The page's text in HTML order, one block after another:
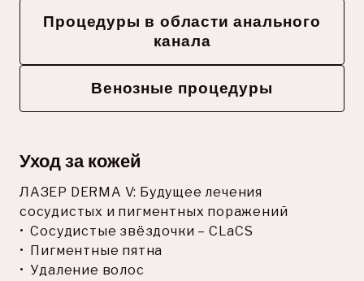
Процедуры в области анального
канала
Венозные процедуры
Уход за кожей
ЛАЗЕР DERMA V: Будущее лечения
сосудистых и пигментных поражений
•  Сосудистые звёздочки – CLaCS
•  Пигментные пятна
•  Удаление волос